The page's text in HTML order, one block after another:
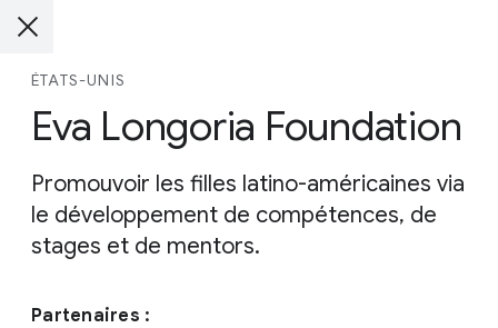
ÉTATS-UNIS
Eva Longoria Foundation
Promouvoir les filles latino-américaines via
le développement de compétences, de
stages et de mentors.
Partenaires :